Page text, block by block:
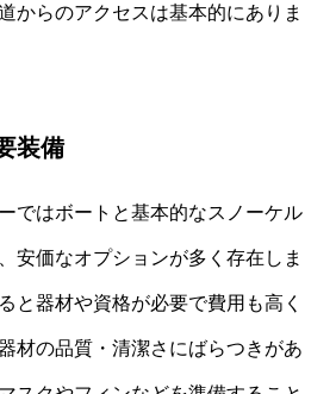
からのアクセスは基本的にありま
装備
ではボートと基本的なスノーケル
安価なオプションが多く存在しま
と器材や資格が必要で費用も高く
材の品質・清潔さにばらつきがあ